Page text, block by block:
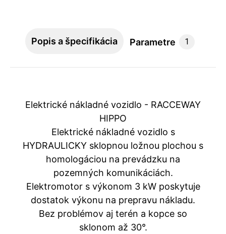
Popis a špecifikácia Parametre 1
Elektrické nákladné vozidlo - RACCEWAY
HIPPO
Elektrické nákladné vozidlo s
HYDRAULICKY sklopnou ložnou plochou s
homologáciou na prevádzku na
pozemných komunikáciách.
Elektromotor s výkonom 3 kW poskytuje
dostatok výkonu na prepravu nákladu.
Bez problémov aj terén a kopce so
sklonom až 30°.